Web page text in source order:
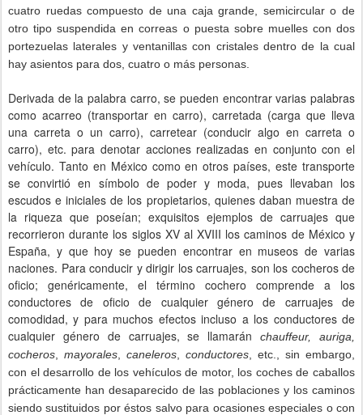
cuatro ruedas compuesto de una caja grande, semicircular o de
otro tipo suspendida en correas o puesta sobre muelles con dos
portezuelas laterales y ventanillas con cristales dentro de la cual
hay asientos para dos, cuatro o más personas.
Derivada de la palabra carro, se pueden encontrar varias palabras
como acarreo (transportar en carro), carretada (carga que lleva
una carreta o un carro), carretear (conducir algo en carreta o
carro), etc. para denotar acciones realizadas en conjunto con el
vehículo. Tanto en México como en otros países, este transporte
se convirtió en símbolo de poder y moda, pues llevaban los
escudos e iniciales de los propietarios, quienes daban muestra de
la riqueza que poseían; exquisitos ejemplos de carruajes que
recorrieron durante los siglos XV al XVIII los caminos de México y
España, y que hoy se pueden encontrar en museos de varias
naciones. Para conducir y dirigir los carruajes, son los cocheros de
oficio; genéricamente, el término cochero comprende a los
conductores de oficio de cualquier género de carruajes de
comodidad, y para muchos efectos incluso a los conductores de
cualquier género de carruajes, se llamaránchauffeur, auriga,
cocheros
mayorales caneleros conductores , etc., sin embargo,
con el desarrollo de los vehículos de motor, los coches de caballos
prácticamente han desaparecido de las poblaciones y los caminos
siendo sustituidos por éstos salvo para ocasiones especiales o con